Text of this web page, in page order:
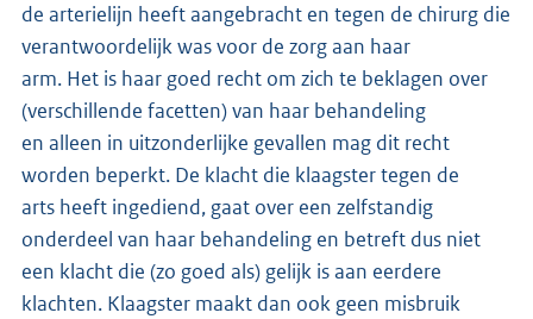
de arterielijn heeft aangebracht en tegen de chirurg die
verantwoordelijk was voor de zorg aan haar
arm. Het is haar goed recht om zich te beklagen over
(verschillende facetten) van haar behandeling
en alleen in uitzonderlijke gevallen mag dit recht
worden beperkt. De klacht die klaagster tegen de
arts heeft ingediend, gaat over een zelfstandig
onderdeel van haar behandeling en betreft dus niet
een klacht die (zo goed als) gelijk is aan eerdere
klachten. Klaagster maakt dan ook geen misbruik